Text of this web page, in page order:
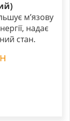
м’язову
надає
стан.